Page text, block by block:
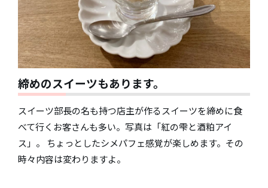
締めのスイーツもあります。
スイーツ部長の名も持つ店主が作るスイーツを締めに食
べて行くお客さんも多い。写真は「紅の雫と酒粕アイ
ス」。 ちょっとしたシメパフェ感覚が楽しめます。その
時々内容は変わりますよ。